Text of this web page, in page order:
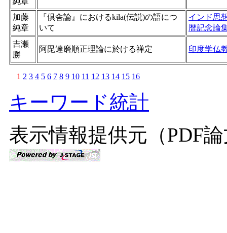
加藤
純章
『倶舎論』におけるkila(伝説)の語につ
いて
インド思
暦記念論
吉瀬
勝
阿毘達磨順正理論に於ける禅定 印度学仏
1 2 3 4 5 6 7 8 9 10 11 12 13 14 15 16
キーワード統計
表示情報提供元（PDF